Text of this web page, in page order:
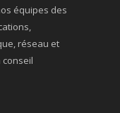
équipes des
réseau et